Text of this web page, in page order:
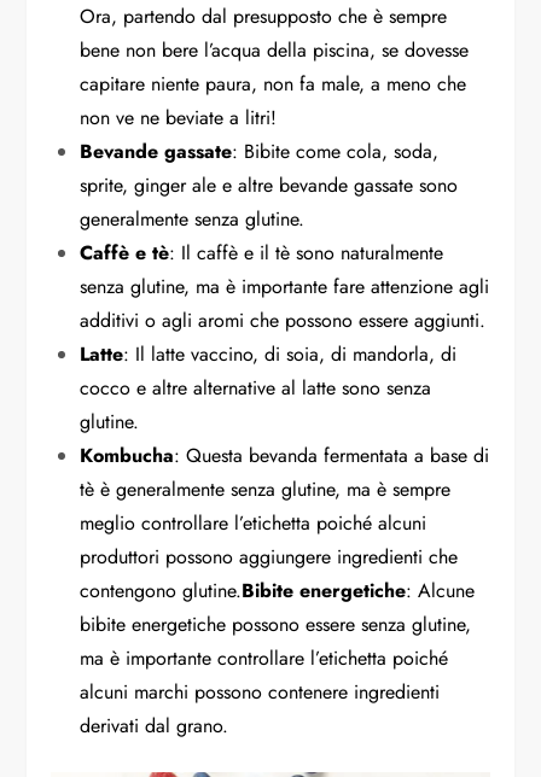
Ora, partendo dal presupposto che è sempre
bene non bere l’acqua della piscina, se dovesse
capitare niente paura, non fa male, a meno che
non ve ne beviate a litri!
Bevande gassate: Bibite come cola, soda,
sprite, ginger ale e altre bevande gassate sono
generalmente senza glutine.
Caffè e tè: Il caffè e il tè sono naturalmente
senza glutine, ma è importante fare attenzione agli
additivi o agli aromi che possono essere aggiunti.
Latte: Il latte vaccino, di soia, di mandorla, di
cocco e altre alternative al latte sono senza
glutine.
Kombucha: Questa bevanda fermentata a base di
tè è generalmente senza glutine, ma è sempre
meglio controllare l’etichetta poiché alcuni
produttori possono aggiungere ingredienti che
contengono glutine.Bibite energetiche: Alcune
bibite energetiche possono essere senza glutine,
ma è importante controllare l’etichetta poiché
alcuni marchi possono contenere ingredienti
derivati dal grano.